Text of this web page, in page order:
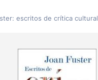
escritos de crítica cultural